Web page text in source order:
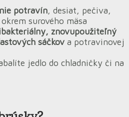
potravín, desiat, pečiva,
surového mäsa
znovupoužiteľný
sáčkov a potravinovej
jedlo do chladničky či na